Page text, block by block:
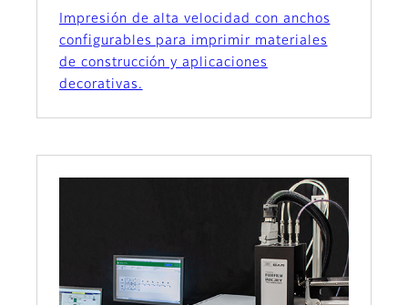
Impresión de alta velocidad con anchos
configurables para imprimir materiales
de construcción y aplicaciones
decorativas.